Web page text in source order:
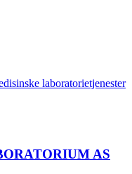
laboratorietjenester
AS